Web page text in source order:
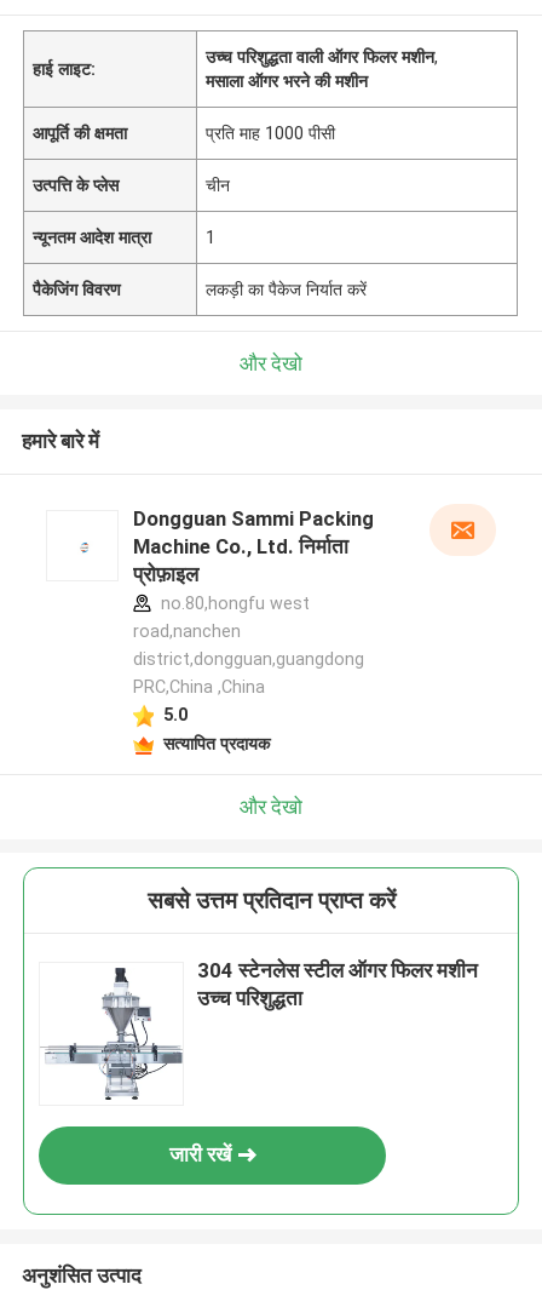
हाई लाइट:
उच्च परिशुद्धता वाली ऑगर फिलर मशीन,
मसाला ऑगर भरने की मशीन
आपूर्ति की क्षमता प्रति माह 1000 पीसी
उत्पत्ति के प्लेस चीन
न्यूनतम आदेश मात्रा 1
पैकेजिंग विवरण लकड़ी का पैकेज निर्यात करें
और देखो
हमारे बारे में
Dongguan Sammi Packing
Machine Co., Ltd. निर्माता
प्रोफ़ाइल
no.80,hongfu west
road,nanchen
district,dongguan,guangdong
PRC,China ,China
5.0
सत्यापित प्रदायक
और देखो
सबसे उत्तम प्रतिदान प्राप्त करें
304 स्टेनलेस स्टील ऑगर फिलर मशीन
उच्च परिशुद्धता
जारी रखें
अनुशंसित उत्पाद